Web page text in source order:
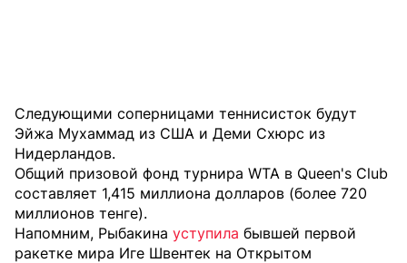
Следующими соперницами теннисисток будут
Эйжа Мухаммад из США и Деми Схюрс из
Нидерландов.
Общий призовой фонд турнира WTA в Queen's Club
составляет 1,415 миллиона долларов (более 720
миллионов тенге).
Напомним, Рыбакина уступила бывшей первой
ракетке мира Иге Швентек на Открытом